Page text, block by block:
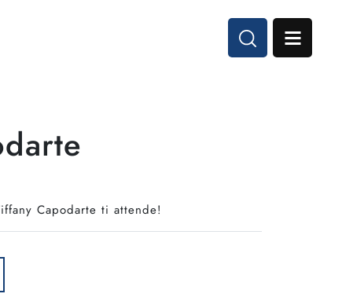
Capodarte ti attende!